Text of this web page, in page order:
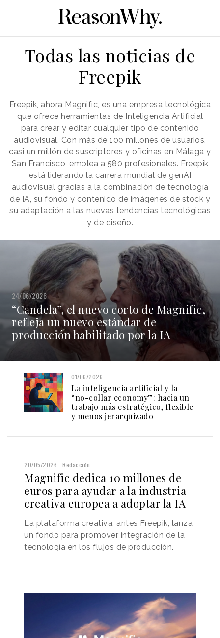
Todas las noticias de
Freepik
Freepik, ahora Magnific, es una empresa tecnológica
que ofrece herramientas de Inteligencia Artificial
para crear y editar cualquier tipo de contenido
audiovisual. Con más de 100 millones de usuarios,
casi un millón de suscriptores y oficinas en Málaga y
San Francisco, emplea a 580 profesionales. Freepik
está liderando la carrera mundial de genAI
audiovisual gracias a la combinación de tecnología
de IA, su fondo y contenido de imágenes de stock y
su adaptación a las nuevas tendencias tecnológicas
y de diseño.
24/06/2026
“Candela”, el nuevo corto de Magnific,
refleja un nuevo estándar de
producción habilitado por la IA
01/06/2026
La inteligencia artificial y la
“no-collar economy”: hacia un
trabajo más estratégico, flexible
y menos jerarquizado
20/05/2026 Redacción
Magnific dedica 10 millones de
euros para ayudar a la industria
creativa europea a adoptar la IA
La plataforma creativa, antes Freepik, lanza
un fondo para promover integración de la
tecnología en los flujos de producción.